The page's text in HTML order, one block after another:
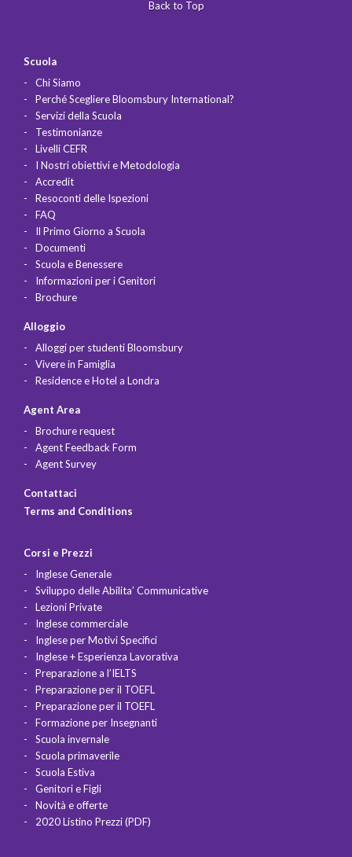
Back to Top
Scuola
Chi Siamo
Perché Scegliere Bloomsbury International?
Servizi della Scuola
Testimonianze
Livelli CEFR
I Nostri obiettivi e Metodologia
Accredit
Resoconti delle Ispezioni
FAQ
Il Primo Giorno a Scuola
Documenti
Scuola e Benessere
Informazioni per i Genitori
Brochure
Alloggio
Alloggi per studenti Bloomsbury
Vivere in Famiglia
Residence e Hotel a Londra
Agent Area
Brochure request
Agent Feedback Form
Agent Survey
Contattaci
Terms and Conditions
Corsi e Prezzi
Inglese Generale
Sviluppo delle Abilita’ Communicative
Lezioni Private
Inglese commerciale
Inglese per Motivi Specifici
Inglese + Esperienza Lavorativa
Preparazione a l’IELTS
Preparazione per il TOEFL
Preparazione per il TOEFL
Formazione per Insegnanti
Scuola invernale
Scuola primaverile
Scuola Estiva
Genitori e Figli
Novità e offerte
2020 Listino Prezzi (PDF)